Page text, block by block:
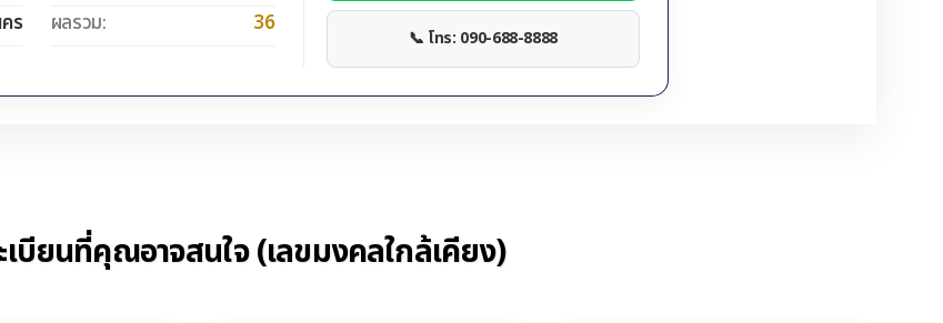
ร
ผลรวม:
36
📞 โทร: 090-688-8888
บียนที่คุณอาจสนใจ (เลขมงคลใกล้เคียง)